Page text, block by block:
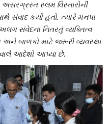
સ્લમ વિસ્તારોની
સંવાદ કર્યો હતો. ત્યારે મનપા
સંવેદના નિતરતું વ્યક્તિત્વ
બાળકો માટે જરૂરી વ્યવસ્થા
આદેશો આપ્યા છે.